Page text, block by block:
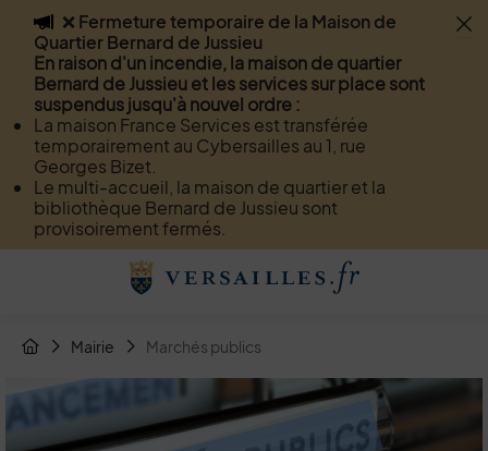
Flash info
❌ Fermeture temporaire de la Maison de
Quartier Bernard de Jussieu
En raison d'un incendie, la maison de quartier
Bernard de Jussieu et les services sur place sont
suspendus jusqu'à nouvel ordre :
La maison France Services est transférée
temporairement au Cybersailles au 1, rue
Georges Bizet.
Le multi-accueil, la maison de quartier et la
bibliothèque Bernard de Jussieu sont
provisoirement fermés.
Menu de raccourcis
Menu
Recherche
Page de contact
Contenu
Retour à l'accueil
Fil d'Arianne de la page
Page d'accueil du site
Mairie Marchés publics
Image d'illustration de Marchés publics